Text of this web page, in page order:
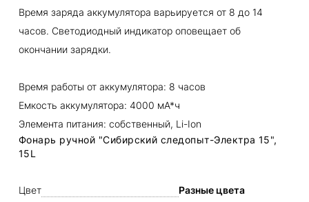
Время заряда аккумулятора варьируется от 8 до 14
часов. Светодиодный индикатор оповещает об
окончании зарядки.
Время работы от аккумулятора: 8 часов
Емкость аккумулятора: 4000 мА*ч
Элемента питания: собственный, Li-Ion
Фонарь ручной "Сибирский следопыт-Электра 15",
15L
Цвет
Разные цвета